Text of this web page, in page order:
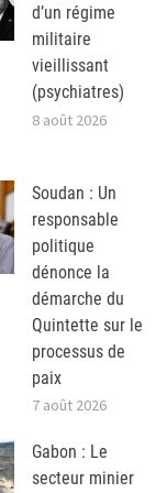
d’un régime
militaire
vieillissant
(psychiatres)
8 août 2026
Soudan : Un
responsable
politique
dénonce la
démarche du
Quintette sur le
processus de
paix
7 août 2026
Gabon : Le
secteur minier